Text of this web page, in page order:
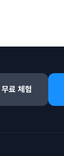
무료 체험